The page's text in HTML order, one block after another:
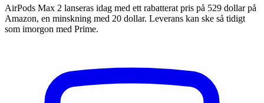
AirPods Max 2 lanseras idag med ett rabatterat pris på 529 dollar på
Amazon, en minskning med 20 dollar. Leverans kan ske så tidigt
som imorgon med Prime.